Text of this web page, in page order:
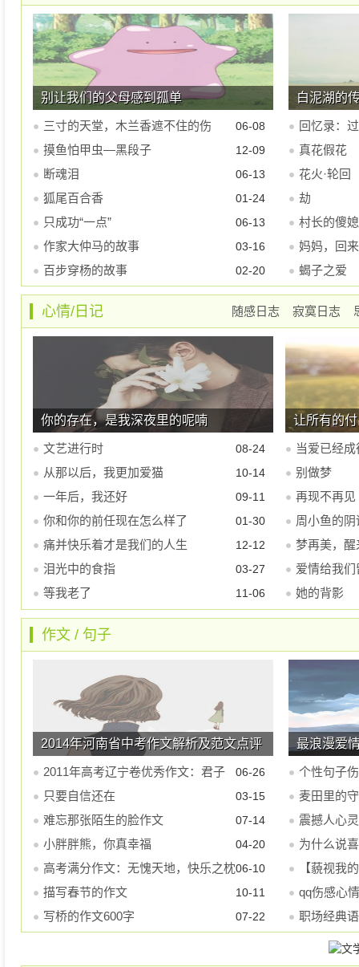
别让我们的父母感到孤单
三寸的天堂，木兰香遮不住的伤 06-08
摸鱼怕甲虫—黑段子 12-09
断魂泪 06-13
狐尾百合香 01-24
只成功“一点” 06-13
作家大仲马的故事 03-16
百步穿杨的故事 02-20
白泥湖的
回忆录：
真花假花
花火·轮回
劫
村长的傻
妈妈，回
蝎子之爱
寂寞日志
随感日志
心情/日记
你的存在，是我深夜里的呢喃
文艺进行时 08-24
从那以后，我更加爱猫 10-14
一年后，我还好 09-11
你和你的前任现在怎么样了 01-30
痛并快乐着才是我们的人生 12-12
泪光中的食指 03-27
等我老了 11-06
让所有的
当爱已经成
别做梦
再现不再见
周小鱼的阴
梦再美，
爱情给我
她的背影
作文 / 句子
2014年河南省中考作文解析及范文点评
2011年高考辽宁卷优秀作文：君子
之风
06-26
只要自信还在 03-15
难忘那张陌生的脸作文 07-14
小胖胖熊，你真幸福 04-20
高考满分作文：无愧天地，快乐之枕06-10
描写春节的作文 10-11
写桥的作文600字 07-22
最浪漫爱
个性句子
麦田里的
震撼人心
为什么说
【藐视我
qq伤感心
是真的
职场经典